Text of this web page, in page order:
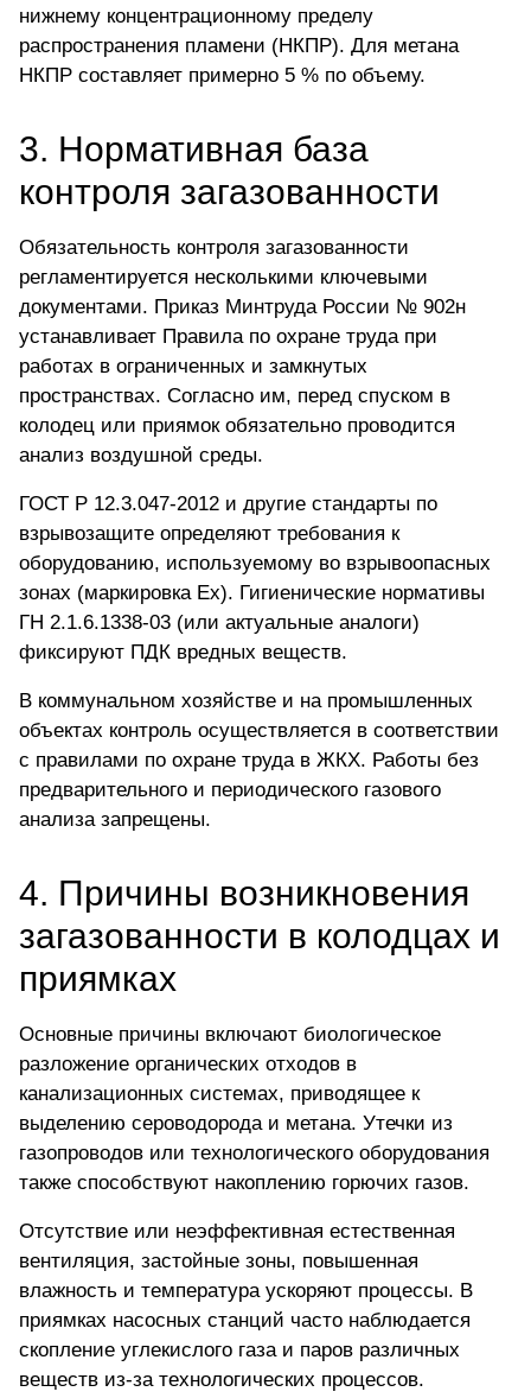
нижнему концентрационному пределу
распространения пламени (НКПР). Для метана
НКПР составляет примерно 5 % по объему.
3. Нормативная база
контроля загазованности
Обязательность контроля загазованности
регламентируется несколькими ключевыми
документами. Приказ Минтруда России № 902н
устанавливает Правила по охране труда при
работах в ограниченных и замкнутых
пространствах. Согласно им, перед спуском в
колодец или приямок обязательно проводится
анализ воздушной среды.
ГОСТ Р 12.3.047-2012 и другие стандарты по
взрывозащите определяют требования к
оборудованию, используемому во взрывоопасных
зонах (маркировка Ex). Гигиенические нормативы
ГН 2.1.6.1338-03 (или актуальные аналоги)
фиксируют ПДК вредных веществ.
В коммунальном хозяйстве и на промышленных
объектах контроль осуществляется в соответствии
с правилами по охране труда в ЖКХ. Работы без
предварительного и периодического газового
анализазапрещены.
4. Причины возникновения
загазованности в колодцах и
приямках
Основные причины включают биологическое
разложение органических отходов в
канализационных системах, приводящее к
выделению сероводорода и метана. Утечки из
газопроводов или технологического оборудования
также способствуют накоплению горючих газов.
Отсутствие или неэффективная естественная
вентиляция, застойные зоны, повышенная
влажность и температура ускоряют процессы. В
приямках насосных станций часто наблюдается
скопление углекислого газа и паров различных
веществ из-за технологических процессов.